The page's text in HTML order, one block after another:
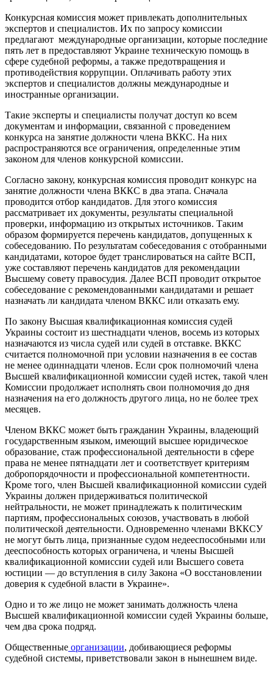
Конкурсная комиссия может привлекать дополнительных
экспертов и специалистов. Их по запросу комиссии
предлагают международные организации, которые последние
пять лет в предоставляют Украине техническую помощь в
сфере судебной реформы, а также предотвращения и
противодействия коррупции. Оплачивать работу этих
экспертов и специалистов должны международные и
иностранные организации.
Такие эксперты и специалисты получат доступ ко всем
документам и информации, связанной с проведением
конкурса на занятие должности члена ВККС. На них
распространяются все ограничения, определенные этим
законом для членов конкурсной комиссии.
Согласно закону, конкурсная комиссия проводит конкурс на
занятие должности члена ВККС в два этапа. Сначала
проводится отбор кандидатов. Для этого комиссия
рассматривает их документы, результаты специальной
проверки, информацию из открытых источников. Таким
образом формируется перечень кандидатов, допущенных к
собеседованию. По результатам собеседования с отобранными
кандидатами, которое будет транслироваться на сайте ВСП,
уже составляют перечень кандидатов для рекомендации
Высшему совету правосудия. Далее ВСП проводит открытое
собеседование с рекомендованными кандидатами и решает
назначать ли кандидата членом ВККС или отказать ему.
По закону Высшая квалификационная комиссия судей
Украины состоит из шестнадцати членов, восемь из которых
назначаются из числа судей или судей в отставке. ВККС
считается полномочной при условии назначения в ее состав
не менее одиннадцати членов. Если срок полномочий члена
Высшей квалификационной комиссии судей истек, такой член
Комиссии продолжает исполнять свои полномочия до дня
назначения на его должность другого лица, но не более трех
месяцев.
Членом ВККС может быть гражданин Украины, владеющий
государственным языком, имеющий высшее юридическое
образование, стаж профессиональной деятельности в сфере
права не менее пятнадцати лет и соответствует критериям
добропорядочности и профессиональной компетентности.
Кроме того, член Высшей квалификационной комиссии судей
Украины должен придерживаться политической
нейтральности, не может принадлежать к политическим
партиям, профессиональных союзов, участвовать в любой
политической деятельности. Одновременно членами ВККСУ
не могут быть лица, признанные судом недееспособными или
дееспособность которых ограничена, и члены Высшей
квалификационной комиссии судей или Высшего совета
юстиции — до вступления в силу Закона «О восстановлении
доверия к судебной власти в Украине».
Одно и то же лицо не может занимать должность члена
Высшей квалификационной комиссии судей Украины больше,
чем два срока подряд.
Общественные организации, добивающиеся реформы
судебной системы, приветствовали закон в нынешнем виде.